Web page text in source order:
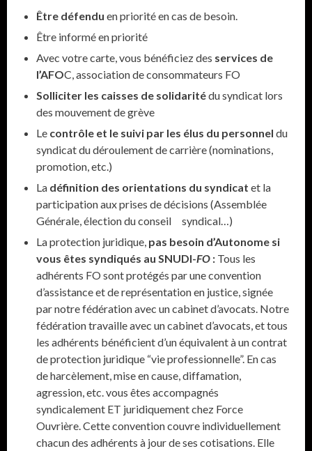
Être défenduen priorité en cas de besoin.
Être informé en priorité
Avec votre carte, vous bénéficiez des services de
l’AFOC, association de consommateurs FO
Solliciter les caisses de solidaritédu syndicat lors
des mouvement de grève
Le contrôle et le suivi par les élus du personnel du
syndicat du déroulement de carrière (nominations,
promotion, etc.)
La définition des orientations du syndicat et la
participation aux prises de décisions (Assemblée
Générale, élection du conseil syndical…)
La protection juridique, pas besoin d’Autonome si
vous êtes syndiqués au SNUDI-FO : Tous les
adhérents FO sont protégés par une convention
d’assistance et de représentation en justice, signée
par notre fédération avec un cabinet d’avocats. Notre
fédération travaille avec un cabinet d’avocats, et tous
les adhérents bénéficient d’un équivalent à un contrat
de protection juridique “vie professionnelle”. En cas
de harcèlement, mise en cause, diffamation,
agression, etc. vous êtes accompagnés
syndicalement ET juridiquement chez Force
Ouvrière. Cette convention couvre individuellement
chacun des adhérents à jour de ses cotisations. Elle